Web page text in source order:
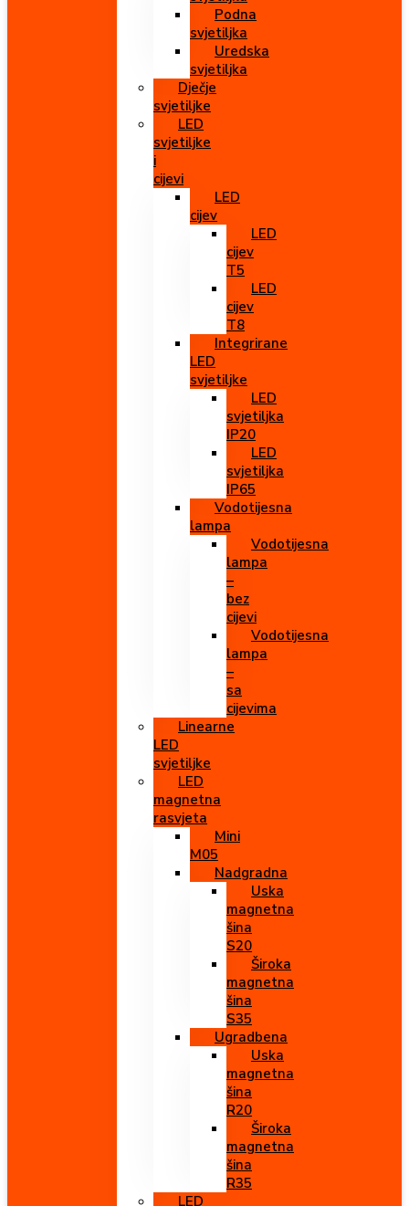
Podna
svjetiljka
Uredska
svjetiljka
Dječje
svjetiljke
LED
svjetiljke
i
cijevi
LED
cijev
LED
cijev
T5
LED
cijev
T8
Integrirane
LED
svjetiljke
LED
svjetiljka
IP20
LED
svjetiljka
IP65
Vodotijesna
lampa
Vodotijesna
lampa
–
bez
cijevi
Vodotijesna
lampa
–
sa
cijevima
Linearne
LED
svjetiljke
LED
magnetna
rasvjeta
Mini
M05
Nadgradna
Uska
magnetna
šina
S20
Široka
magnetna
šina
S35
Ugradbena
Uska
magnetna
šina
R20
Široka
magnetna
šina
R35
LED